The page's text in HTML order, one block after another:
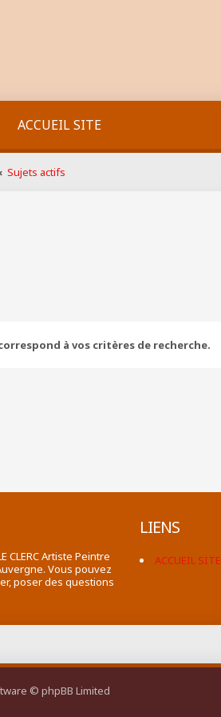
ACCUEIL SITE
Sujets actifs
à vos critères de recherche.
CLERC Artiste Peintre
Vous pouvez
poser des questions
LIENS
ACCUEIL SITE
© phpBB Limited